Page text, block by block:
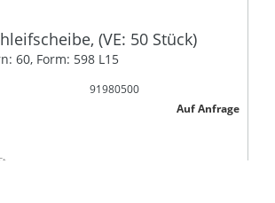
(VE: 50 Stück)
60, Form: 598 L15
91980500
Auf Anfrage